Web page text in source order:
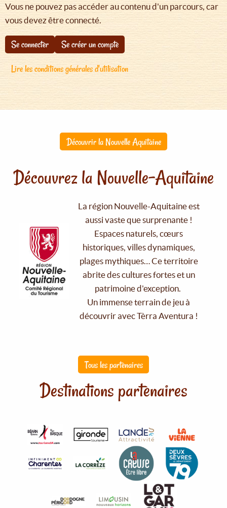
Vous ne pouvez pas accéder au contenu d'un parcours, car
vous devez être connecté.
Se connecter
Se créer un compte
Lire les conditions générales d'utilisation
Découvrir la Nouvelle Aquitaine
Découvrez la Nouvelle-Aquitaine
La région Nouvelle-Aquitaine est
aussi vaste que surprenante !
Espaces naturels, cœurs
historiques, villes dynamiques,
plages mythiques… Ce territoire
abrite des cultures fortes et un
patrimoine d'exception.
Un immense terrain de jeu à
découvrir avec Tèrra Aventura !
Tous les partenaires
Destinations partenaires